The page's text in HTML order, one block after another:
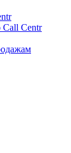
Call Centr